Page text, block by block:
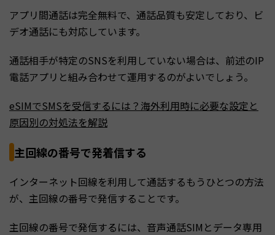
アプリ間通話は完全無料で、通話品質も安定しており、ビ
デオ通話にも対応しています。
通話相手が特定のSNSを利用していない場合は、前述のIP
電話アプリと組み合わせて運用するのがよいでしょう。
eSIMでSMSを受信するには？海外利用時に必要な設定と
原因別の対処法を解説
主回線の番号で発着信する
インターネット回線を利用して通話するもうひとつの方法
が、主回線の番号で発信することです。
主回線の番号で発信するには、音声通話SIMとデータ専用